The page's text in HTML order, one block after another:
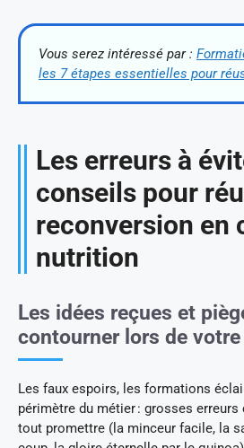
Vous serez intéressé par :
les 7 étapes essentielles pour
Les erreurs à
conseils pour
reconversion en
nutrition
Les idées reçues et
contourner lors de
Les faux espoirs, les formations
périmètre du métier : grosses
tout promettre (la minceur facile, la